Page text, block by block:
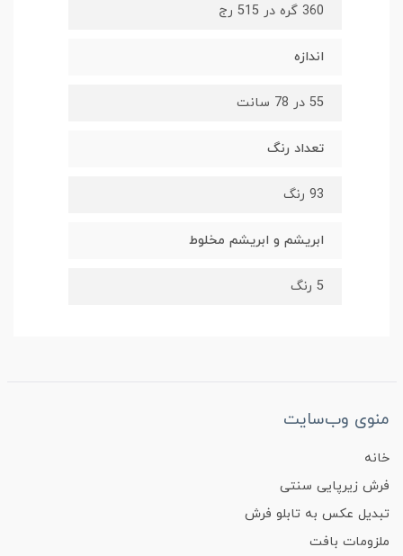
360 گره در 515 رج
اندازه
55 در 78 سانت
تعداد رنگ
93 رنگ
ابریشم و ابریشم مخلوط
5 رنگ
منوی وب‌سایت
خانه
فرش زیرپایی سنتی
تبدیل عکس به تابلو فرش
ملزومات بافت